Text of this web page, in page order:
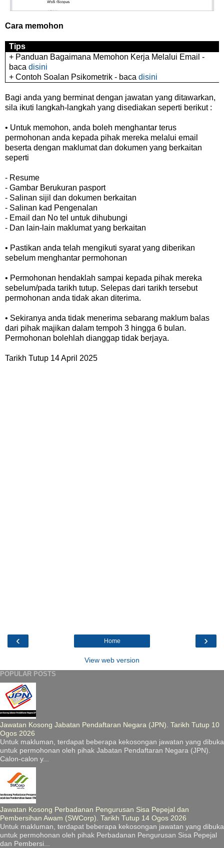
Cara memohon
Tips
+ Panduan Bagaimana Memohon Kerja Melalui Email -
bacadisini
+ Contoh Soalan Psikometrik - bacadisini
Bagi anda yang berminat dengan jawatan yang ditawarkan,
sila ikuti langkah-langkah yang disediakan seperti berikut :
• Untuk memohon, anda boleh menghantar terus
permohonan anda kepada pihak mereka melalui email
beserta dengan maklumat dan dokumen yang berkaitan
seperti
- Resume
- Gambar Berukuran pasport
- Salinan sijil dan dokumen berkaitan
- Salinan kad Pengenalan
- Email dan No tel untuk dihubungi
- Dan lain-lain maklumat yang berkaitan
• Pastikan anda telah mengikuti syarat yang diberikan
sebelum menghantar permohonan
• Permohonan hendaklah sampai kepada pihak mereka
sebelum/pada tarikh tutup. Selepas dari tarikh tersebut
permohonan anda tidak akan diterima.
• Sekiranya anda tidak menerima sebarang maklum balas
dari pihak majikan dalam tempoh 3 hingga 6 bulan.
Permohonan bolehlah dianggap tidak berjaya.
Tarikh Tutup 14 April 2025
‹ ›
Home
View web version
POPULAR POSTS
Jawatan Kosong Jabatan Pendaftaran Negara (JPN). Tarikh Tutup 10
Ogos 2026
Untuk makluman, terdapat beberapa kekosongan jawatan yang dibuka
untuk permohonan oleh pihak Jabatan Pendaftaran Negara (JPN).
Calon-calon y...
Jawatan Kosong Perbadanan Pengurusan Sisa Pepejal dan
Pembersihan Awam (SWCorp). Tarikh Tutup 14 Ogos 2026
Untuk makluman, terdapat beberapa kekosongan jawatan yang dibuka
untuk permohonan oleh pihak Perbadanan Pengurusan Sisa Pepejal
dan Pembersi...